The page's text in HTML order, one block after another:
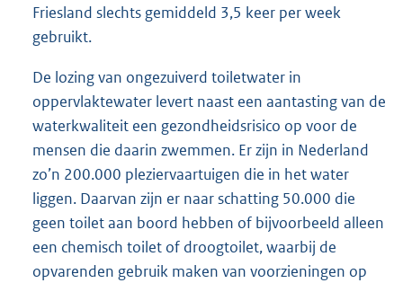
Friesland slechts gemiddeld 3,5 keer per week
gebruikt.
De lozing van ongezuiverd toiletwater in
oppervlaktewater levert naast een aantasting van de
waterkwaliteit een gezondheidsrisico op voor de
mensen die daarin zwemmen. Er zijn in Nederland
zo’n 200.000 pleziervaartuigen die in het water
liggen. Daarvan zijn er naar schatting 50.000 die
geen toilet aan boord hebben of bijvoorbeeld alleen
een chemisch toilet of droogtoilet, waarbij de
opvarenden gebruik maken van voorzieningen op